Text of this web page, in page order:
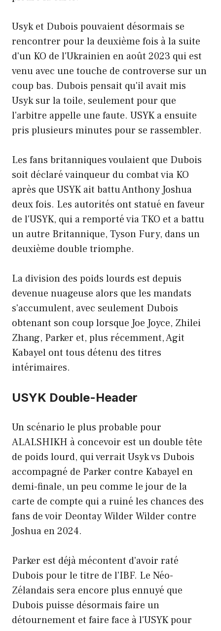
Usyk et Dubois pouvaient désormais se
rencontrer pour la deuxième fois à la suite
d'un KO de l'Ukrainien en août 2023 qui est
venu avec une touche de controverse sur un
coup bas. Dubois pensait qu'il avait mis
Usyk sur la toile, seulement pour que
l'arbitre appelle une faute. USYK a ensuite
pris plusieurs minutes pour se rassembler.
Les fans britanniques voulaient que Dubois
soit déclaré vainqueur du combat via KO
après que USYK ait battu Anthony Joshua
deux fois. Les autorités ont statué en faveur
de l'USYK, qui a remporté via TKO et a battu
un autre Britannique, Tyson Fury, dans un
deuxième double triomphe.
La division des poids lourds est depuis
devenue nuageuse alors que les mandats
s'accumulent, avec seulement Dubois
obtenant son coup lorsque Joe Joyce, Zhilei
Zhang, Parker et, plus récemment, Agit
Kabayel ont tous détenu des titres
intérimaires.
USYK Double-Header
Un scénario le plus probable pour
ALALSHIKH à concevoir est un double tête
de poids lourd, qui verrait Usyk vs Dubois
accompagné de Parker contre Kabayel en
demi-finale, un peu comme le jour de la
carte de compte qui a ruiné les chances des
fans de voir Deontay Wilder Wilder contre
Joshua en 2024.
Parker est déjà mécontent d'avoir raté
Dubois pour le titre de l'IBF. Le Néo-
Zélandais sera encore plus ennuyé que
Dubois puisse désormais faire un
détournement et faire face à l'USYK pour